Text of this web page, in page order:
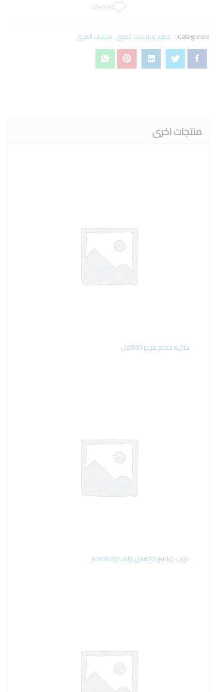
Wishlist
Categories: عطور ومزيلات العرق, مزيلات العرق
منتجات اخرى
كارتيه حمام كريم 500مل
دوف شامبو 600مل تالف/20%خصم